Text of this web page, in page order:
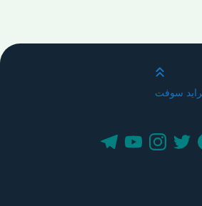
قم بالتمرير لأعلى
سوفت